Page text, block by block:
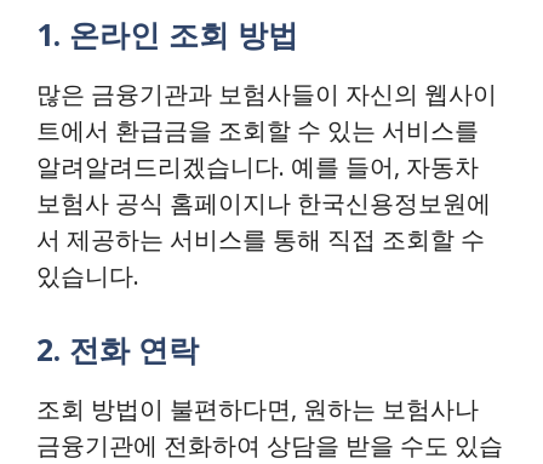
1. 온라인 조회 방법
많은 금융기관과 보험사들이 자신의 웹사이
트에서 환급금을 조회할 수 있는 서비스를
알려알려드리겠습니다. 예를 들어, 자동차
보험사 공식 홈페이지나 한국신용정보원에
서 제공하는 서비스를 통해 직접 조회할 수
있습니다.
2. 전화 연락
조회 방법이 불편하다면, 원하는 보험사나
금융기관에 전화하여 상담을 받을 수도 있습